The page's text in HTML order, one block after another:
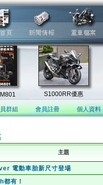
群組 會員註冊 個人資料
主題
電動車胎新尺寸登場
有！